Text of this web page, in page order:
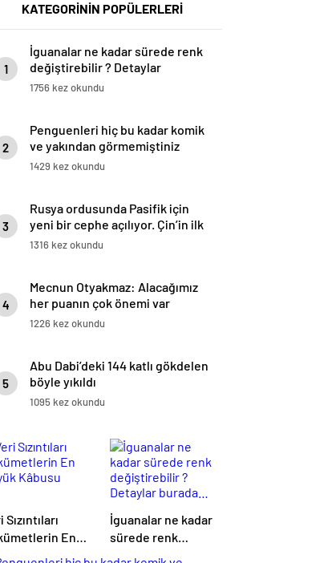
KATEGORİNİN POPÜLERLERİ
1
İguanalar ne kadar sürede renk
değiştirebilir ? Detaylar
burada…
1756 kez okundu
2
Penguenleri hiç bu kadar komik
ve yakından görmemiştiniz
1429 kez okundu
3
Rusya ordusunda Pasifik için
yeni bir cephe açılıyor. Çin’in ilk
tepkisi!
1316 kez okundu
4
Mecnun Otyakmaz: Alacağımız
her puanın çok önemi var
1226 kez okundu
5
Abu Dabi’deki 144 katlı gökdelen
böyle yıkıldı
1095 kez okundu
En
Kâbusu
İguanalar ne kadar
sürede renk
değiştirebilir ?